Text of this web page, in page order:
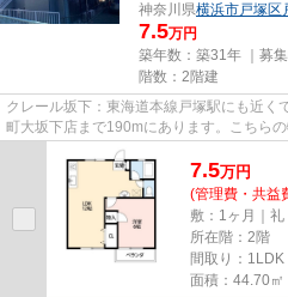
神奈川県横浜市戸塚区
7.5万円
築年数：築31年 ｜募集
階数：2階建
クレール坂下：東海道本線戸塚駅にも近く
町大坂下店まで190mにあります。こちら
費用をカードでお支払いいただ...
7.5万円
(管理費・共益
敷：1ヶ月｜礼
所在階：2階
間取り：1LDK
面積：44.70㎡